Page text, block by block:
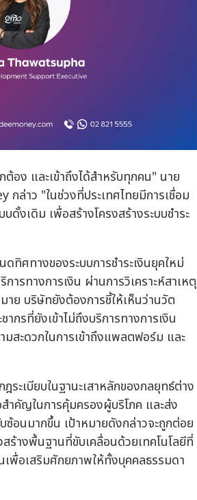
ต้อง และเข้าถึงได้สำหรับทุกคน" นาย
ล่าว "ในช่วงที่ประเทศไทยมีการเชื่อม
งเดิม เพื่อสร้างโครงสร้างระบบชำระ
ทิศทางของระบบการชำระเงินยุคใหม่
รทางการเงิน ผ่านการวิเคราะห์สาเหตุ
ย บริษัทยังต้องการชี้ให้เห็นว่านวัต
กรที่ยังเข้าไม่ถึงบริการทางการเงิน
สะดวกในการเข้าถึงแพลตฟอร์ม และ
ะเบียบในฐานะเสาหลักของกลยุทธ์ต่าง
ำคัญในการคุ้มครองผู้บริโภค และส่ง
อนมากขึ้น เป้าหมายดังกล่าวจะถูกต่อย
ร้างพื้นฐานที่ขับเคลื่อนด้วยเทคโนโลยีที่
เพื่อเสริมศักยภาพให้ทั้งบุคคลธรรมดา